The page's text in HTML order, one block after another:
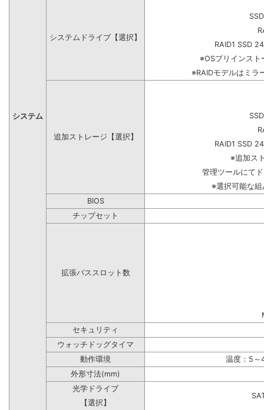
システム
システムドライブ【選択】
RAID1 SSD
※OSプリインスト
※RAIDモデルはミラ
追加ストレージ【選択】
RAID1 SSD
※追加ス
管理ツールにて
※選択可能な
BIOS
チップセット
拡張バススロット数
セキュリティ
ウォッチドッグタイマ
動作環境
温度：5
外形寸法(mm)
光学ドライブ
【選択】